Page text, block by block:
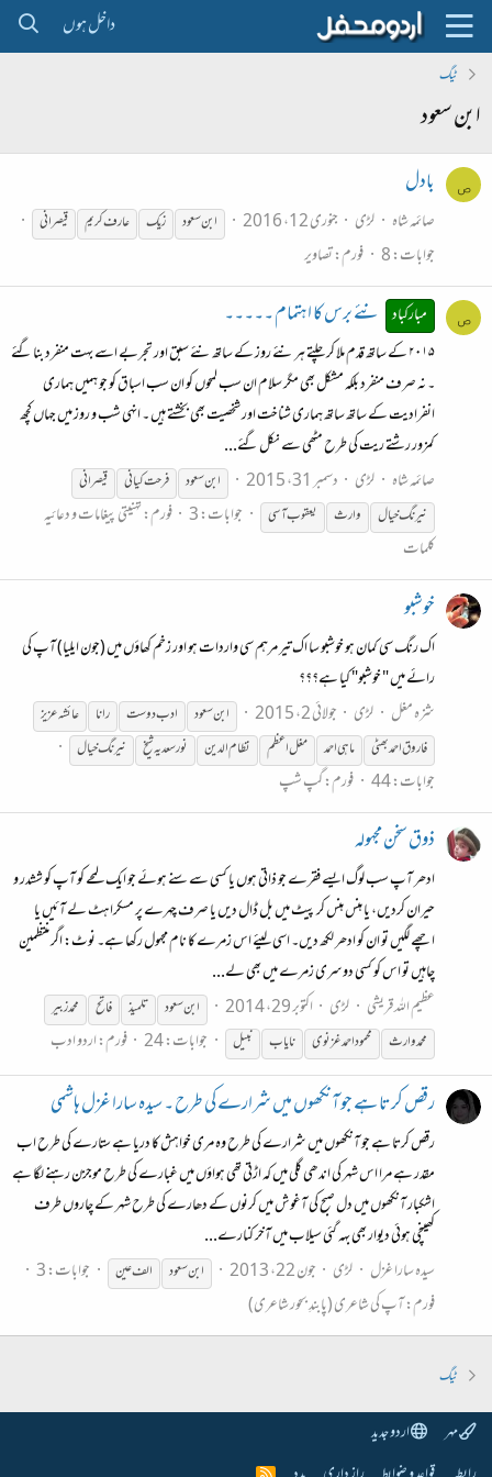
داخل ہوں
ٹیگ
ابن سعود
ص بادل
صائمہ شاہ لڑی جنوری 12، 2016 ابنسعود زیک عارف کریم قیصرانی
جوابات: 8 فورم:تصاویر
ص مبارکباد نئے برس کا اہتمام ۔۔۔۔۔
۲۰۱۵ کے ساتھ قدم ملا کر چلتے ہر نئے روز کے ساتھ نئے سبق اور تجربے اسے بہت منفرد بنا گئے
۔ نہ صرف منفرد بلکہ مشکل بھی مگر سلام ان سب لمحوں کو ان سب اسباق کو جو ہمیں ہماری
انفرادیت کے ساتھ ساتھ ہماری شناخت اور شخصیت بھی بخشتے ہیں ۔ انہی شب و روز میں جہاں کچھ
کمزور رشتے ریت کی طرح مٹھی سے نکل گئے...
صائمہ شاہ
لڑی دسمبر 31، 2015 ابنسعود فرحت کیانی
قیصرانی
نیرنگ خیال
وارث یعقوب آسی جوابات: 3 فورم:تہنیتی پیغامات و دعائیہ
کلمات
خوشبو
اک رنگ سی کمان ہو خوشبو سا اک تیر مرہم سی واردات ہو اور زخم کھاؤں میں (جون ایلیا) آپ کی
رائے میں " خوشبو" کیا ہے؟؟؟
شزہ مغل
لڑی جولائی 2، 2015 ابنسعود ادب دوست رانا
عائشہ عزیز
فاروق احمد بھٹی
ماہی احمد مغل اعظم نظام الدین نور سعدیہ شیخ نیرنگ خیال
جوابات: 44 فورم:گپ شپ
ذوق سخن مجہولہ
ادھر آپ سب لوگ ایسے فقرے جو ذاتی ہوں یا کسی سے سنے ہوئے جو ایک لمحے کو آپ کو ششدر و
حیران کردیں، یا ہنس ہنس کر پیٹ میں بل ڈال دیں یا صرف چہرے پر مسکراہٹ لے آئیں یا
اچھے لگیں تو ان کو ادھر لکھ دیں۔ اسی لیئے اس زمرے کا نام مجہول رکھا ہے۔ نوٹ: اگر منتظمین
چاہیں تو اس کو کسی دوسری زمرے میں بھی لے...
عظیم اللہ قریشی
لڑی اکتوبر 29، 2014 ابنسعود تلمیذ فاتح
محمد زبیر
محمد وارث
محمود احمد غزنوی نایاب نبیل جوابات: 24 فورم:اردو ادب
رقص کرتا ہے جو آنکھوں میں شرارے کی طرح ۔ سیدہ سارا غزل ہاشمی
رقص کرتا ہے جو آنکھوں میں شرارے کی طرح وہ مری خواہش کا دریا ہے ستارے کی طرح اب
مقدر ہے مرا اس شہر کی اندھی گلی میں کہ اڑتی تھی ہواؤں میں غبارے کی طرح موجزن رہنے لگا ہے
اشکبار آنکھوں میں دل صبح کی آغوش میں کرنوں کے دھارے کی طرح شہر کے چاروں طرف
کھینچی ہوئی دیوار بھی بہہ گئی سیلاب میں آخر کنارے...
سیدہ سارا غزل
لڑی جون 22، 2013 ابنسعود الف عین
جوابات: 3
فورم:آپ کی شاعری (پابندِ بحور شاعری)
ٹیگ
مہر
اردو جدید